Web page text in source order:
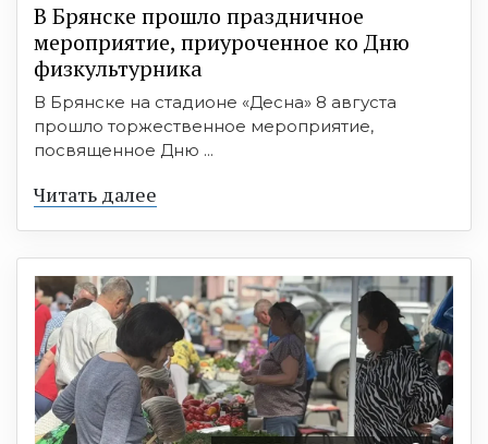
В Брянске прошло праздничное
мероприятие, приуроченное ко Дню
физкультурника
В Брянске на стадионе «Десна» 8 августа
прошло торжественное мероприятие,
посвященное Дню ...
Читать далее